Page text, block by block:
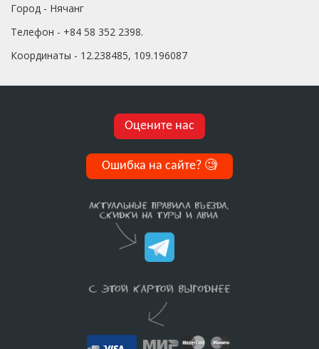
Город - Нячанг
Телефон - +84 58 352 2398.
Координаты - 12.238485, 109.196087
Оцените нас
Ошибка на сайте? 🧐